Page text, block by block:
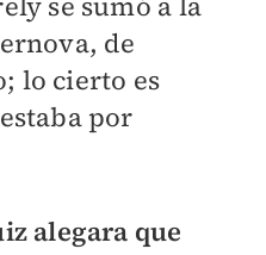
de
lo cierto es
por
alegara que